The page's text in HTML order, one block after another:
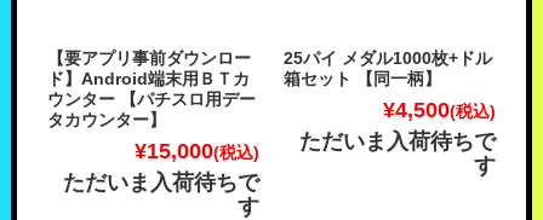
【要アプリ事前ダウンロー
ド】Android端末用ＢＴカ
ウンター 【パチスロ用デー
タカウンター】
¥15,000(税込)
ただいま入荷待ちで
す
25パイ メダル1000枚+ドル
箱セット 【同一柄】
¥4,500(税込)
ただいま入荷待ちで
す